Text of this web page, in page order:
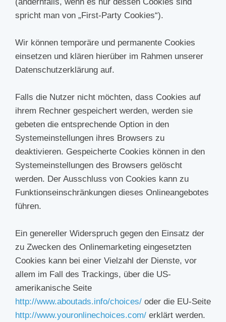
spricht man von „First-Party Cookies“).
Wir können temporäre und permanente Cookies
einsetzen und klären hierüber im Rahmen unserer
Datenschutzerklärung auf.
Falls die Nutzer nicht möchten, dass Cookies auf
ihrem Rechner gespeichert werden, werden sie
gebeten die entsprechende Option in den
Systemeinstellungen ihres Browsers zu
deaktivieren. Gespeicherte Cookies können in den
Systemeinstellungen des Browsers gelöscht
werden. Der Ausschluss von Cookies kann zu
Funktionseinschränkungen dieses Onlineangebotes
führen.
Ein genereller Widerspruch gegen den Einsatz der
zu Zwecken des Onlinemarketing eingesetzten
Cookies kann bei einer Vielzahl der Dienste, vor
allem im Fall des Trackings, über die US-
amerikanische Seite
http://www.aboutads.info/choices/ oder die EU-Seite
http://www.youronlinechoices.com/ erklärt werden.